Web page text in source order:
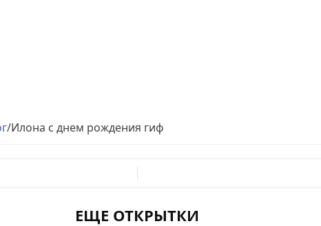
/Илона с днем рождения гиф
ЕЩЕ ОТКРЫТКИ